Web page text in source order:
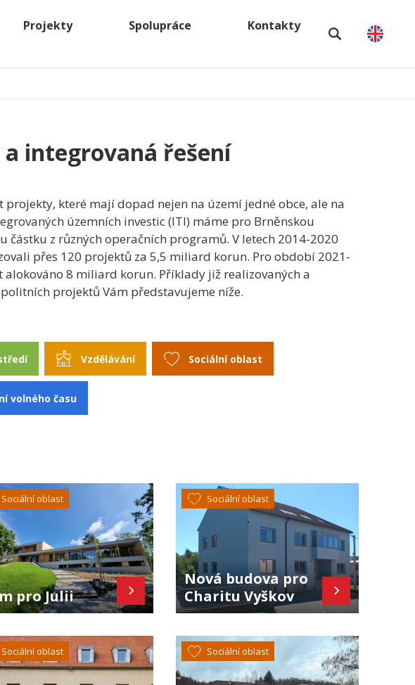
Projekty Spolupráce Kontakty
integrovaná řešení
které mají dopad nejen na území jedné obce, ale na
územních investic (ITI) máme pro Brněnskou
z různých operačních programů. V letech 2014-2020
přes 120 projektů za 5,5 miliard korun. Pro období 2021-
8 miliard korun. Příklady již realizovaných a
projektů Vám představujeme níže.
Vzdělávání Sociální oblast
volného času
Sociální oblast
pro Julii
Sociální oblast
Nová budova pro
Charitu Vyškov
Sociální oblast Sociální oblast